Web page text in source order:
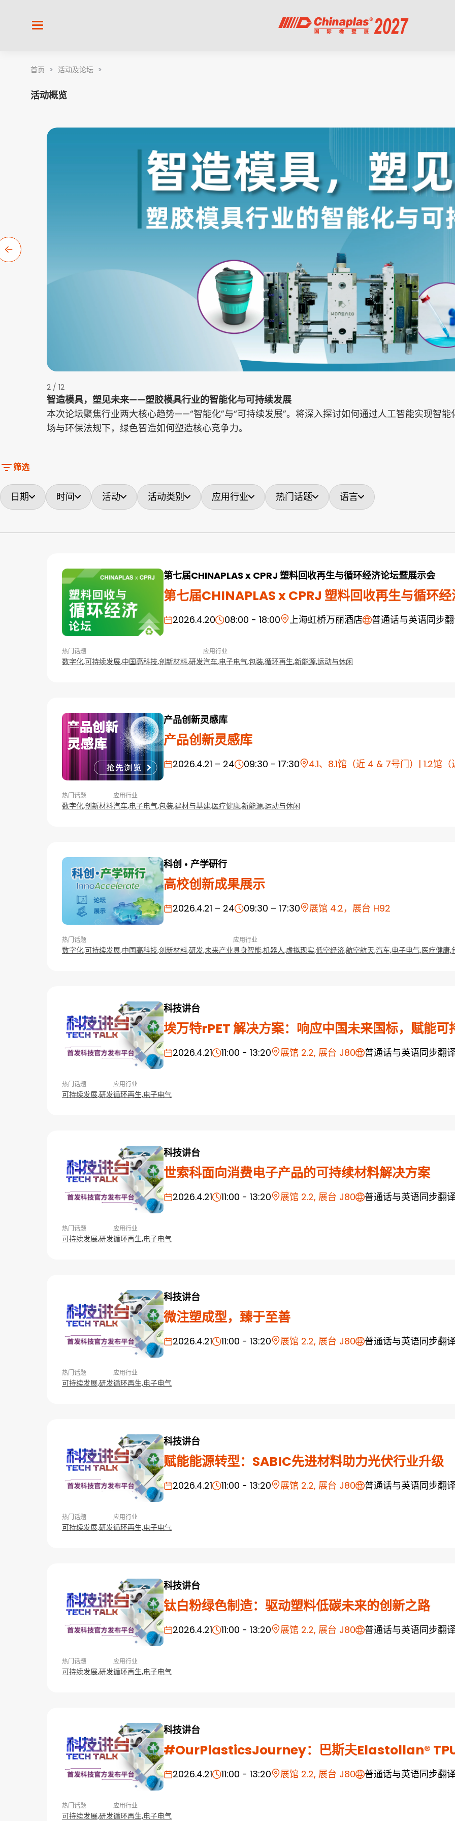
首页 > 活动及论坛 >
活动概览
2 / 12
智造模具，塑见未来——塑胶模具行业的智能化与可持续发展
本次论坛聚焦行业两大核心趋势——“智能化”与“可持续发展”。将深入探讨如何通过人工智能实现智
场与环保法规下，绿色智造如何塑造核心竞争力。
筛选
日期 时间 活动 活动类别 应用行业 热门话题 语言
第七届CHINAPLAS x CPRJ 塑料回收再生与循环经济论坛暨展示会
第七届CHINAPLAS x CPRJ 塑料回收再生与循环
2026.4.20 08:00 - 18:00 上海虹桥万丽酒店 普通话与英语同步
热门话题
数字化,可持续发展,中国高科技,创新材料,研发
应用行业
汽车,电子电气,包装,循环再生,新能源,运动与休闲
产品创新灵感库
产品创新灵感库
2026.4.21 – 24 09:30 - 17:30 4.1、8.1馆（近 4 & 7号门）| 1.2馆
热门话题
数字化,创新材料
应用行业
汽车,电子电气,包装,建材与基建,医疗健康,新能源,运动与休闲
科创 • 产学研行
高校创新成果展示
2026.4.21 – 24 09:30 – 17:30 展馆 4.2，展台 H92
热门话题
数字化,可持续发展,中国高科技,创新材料,研发,未来产业
应用行业
具身智能,机器人,虚拟现实,低空经济,航空航天,汽车,电子电气,医疗健康,
科技讲台
埃万特rPET 解决方案：响应中国未来国标，赋能可
2026.4.21 11:00 - 13:20 展馆 2.2, 展台 J80 普通话与英语同步翻
热门话题
可持续发展,研发
应用行业
循环再生,电子电气
科技讲台
世索科面向消费电子产品的可持续材料解决方案
2026.4.21 11:00 - 13:20 展馆 2.2, 展台 J80 普通话与英语同步翻
热门话题
可持续发展,研发
应用行业
循环再生,电子电气
科技讲台
微注塑成型，臻于至善
2026.4.21 11:00 - 13:20 展馆 2.2, 展台 J80 普通话与英语同步翻
热门话题
可持续发展,研发
应用行业
循环再生,电子电气
科技讲台
赋能能源转型：SABIC先进材料助力光伏行业升级
2026.4.21 11:00 - 13:20 展馆 2.2, 展台 J80 普通话与英语同步翻
热门话题
可持续发展,研发
应用行业
循环再生,电子电气
科技讲台
钛白粉绿色制造：驱动塑料低碳未来的创新之路
2026.4.21 11:00 - 13:20 展馆 2.2, 展台 J80 普通话与英语同步翻
热门话题
可持续发展,研发
应用行业
循环再生,电子电气
科技讲台
#OurPlasticsJourney：巴斯夫Elastollan®
2026.4.21 11:00 - 13:20 展馆 2.2, 展台 J80 普通话与英语同步翻
热门话题
可持续发展,研发
应用行业
循环再生,电子电气